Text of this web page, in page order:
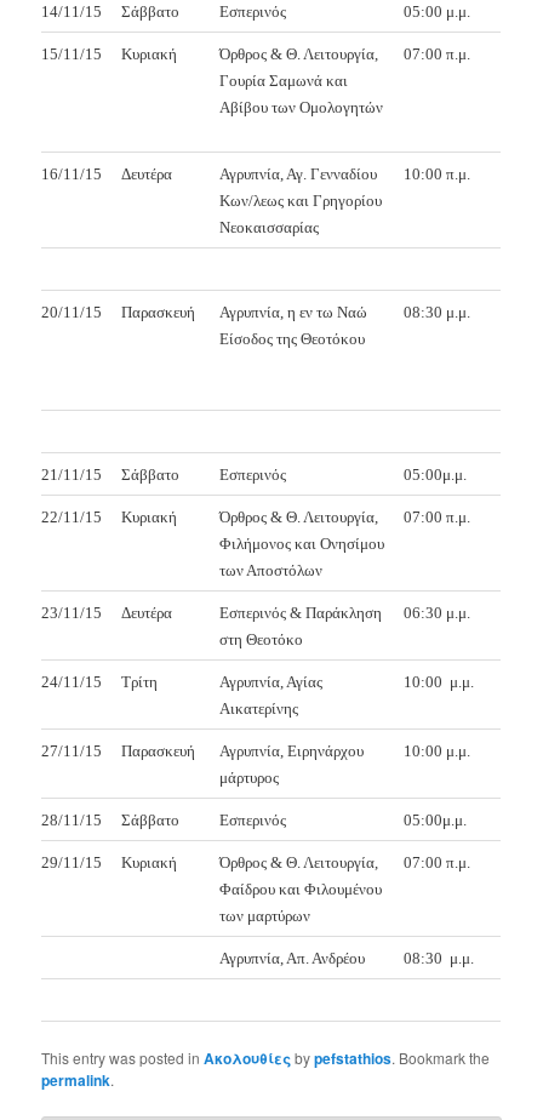
14/11/15 Σάββατο Εσπερινός 05:00 μ.μ.
15/11/15 Κυριακή
Όρθρος & Θ. Λειτουργία,
Γουρία Σαμωνά και
Αβίβου των Ομολογητών
07:00 π.μ.
16/11/15 Δευτέρα
Αγρυπνία, Αγ. Γενναδίου
Κων/λεως και Γρηγορίου
Νεοκαισσαρίας
10:00 π.μ.
20/11/15 Παρασκευή
Αγρυπνία, η εν τω Ναώ
Είσοδος της Θεοτόκου
08:30 μ.μ.
21/11/15 Σάββατο Εσπερινός 05:00μ.μ.
22/11/15 Κυριακή
Όρθρος & Θ. Λειτουργία,
Φιλήμονος και Ονησίμου
των Αποστόλων
07:00 π.μ.
23/11/15 Δευτέρα
Εσπερινός & Παράκληση
στη Θεοτόκο
06:30 μ.μ.
24/11/15 Τρίτη
Αγρυπνία, Αγίας
Αικατερίνης
10:00 μ.μ.
27/11/15 Παρασκευή
Αγρυπνία, Ειρηνάρχου
μάρτυρος
10:00 μ.μ.
28/11/15 Σάββατο Εσπερινός 05:00μ.μ.
29/11/15 Κυριακή
Όρθρος & Θ. Λειτουργία,
Φαίδρου και Φιλουμένου
των μαρτύρων
07:00 π.μ.
Αγρυπνία, Απ. Ανδρέου 08:30 μ.μ.
This entry was posted inΑκολουθίεςbypefstathios. Bookmark the
permalink.